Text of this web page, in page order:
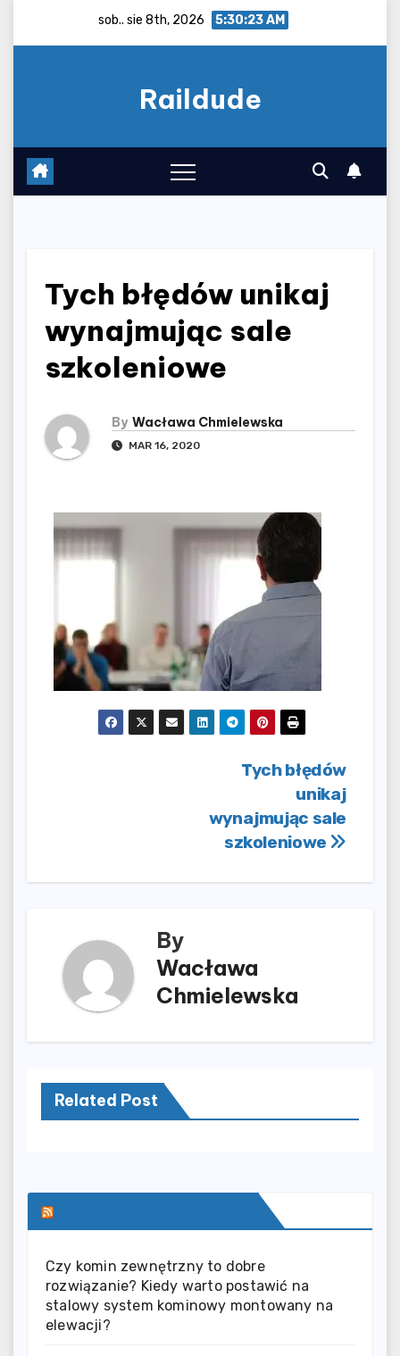
sob.. sie 8th, 2026 5:30:24 AM
Raildude
Tych błędów unikaj
wynajmując sale
szkoleniowe
By Wacława Chmielewska
MAR 16, 2020
Tych błędów
unikaj
wynajmując sale
szkoleniowe
By
Wacława
Chmielewska
Related Post
Czy komin zewnętrzny to dobre
rozwiązanie? Kiedy warto postawić na
stalowy system kominowy montowany na
elewacji?